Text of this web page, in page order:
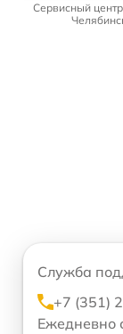
Сервисный
Служба
+7 (351)
Ежедневно